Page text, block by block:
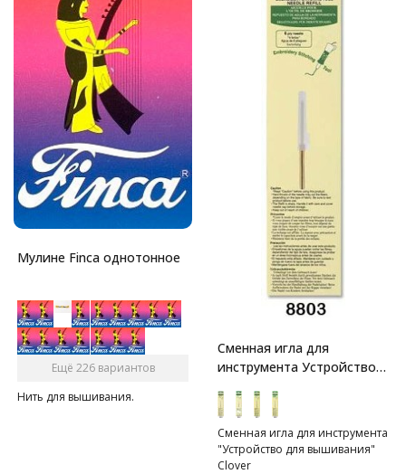
Мулине Finca однотонное
Ещё 226 вариантов
Нить для вышивания.
Сменная игла для
инструмента Устройство
Сменная игла для инструмента
"Устройство для вышивания"
Clover